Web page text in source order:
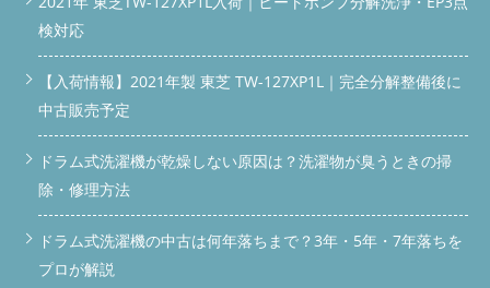
function() { const scrollBar = document.getElementById('scroll-
bar'); if(window.scrollY > 100) { // 100px以上スクロールしたら表
示 scrollBar.classList.add('show'); } else {
scrollBar.classList.remove('show'); } });
電話する
問い合わ
せ #bottom-bar { position: fixed; bottom: -60px; /* 高さに合わ
せて余裕を減らす */ left: 0; width: 100%; display: flex; text-align:
0 -2px 8px rgba(0,0,0,0.3); } #bottom-bar.show { bottom: 0; }
#bottom-bar a { flex: 1; padding: 14px 8px; /* 厚みを半分程度に
a.phone { background-color: #007BFF; } #bottom-bar a.contact
{ background-color: #FF6600; } #bottom-bar a:hover { opacity:
は、乾燥力も回復し、ニオイも完全に解消されました。 部品は
すべて正規のPanasonicパーツを使用しています。 乾燥不良は
「清掃」と「部品交換」の組み合わせで直る ヒートポンプ清掃
だけでは解決しない場合もあります。特に、以下のような場合は
「部品交換」も視野に入れる必要があります。 乾燥時間がやた
ら長い フィルターを掃除しても改善しない 自分で掃除してから
逆に悪化した 内部のアルミが潰れている 部品の発注～再訪問交
換もすべて弊社で対応可能です。 埼玉県狭山市を中心に対応中
今回の施工地は埼玉県狭山市。周辺エリア（入間市・所沢市・飯
能市・日高市・川越市・青梅市など）にも出張対応しておりま
談ください。 作業内容と費用目安 ドラム洗濯機分解清掃：
¥28.000 ヒートポンプユニット交換（部品別）：+8,000円〜 作業
検対応
【入荷情報】2021年製 東芝 TW-127XP1L｜完全分解整備後に
中古販売予定
ドラム式洗濯機が乾燥しない原因は？洗濯物が臭うときの掃
除・修理方法
ドラム式洗濯機の中古は何年落ちまで？3年・5年・7年落ちを
プロが解説